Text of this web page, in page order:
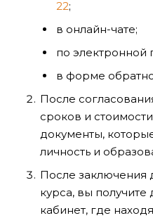
22;
в онлайн-чате;
по электронной
в форме
После
сроков и
документы,
личность и
После заключения
курса, вы получите
кабинет, где